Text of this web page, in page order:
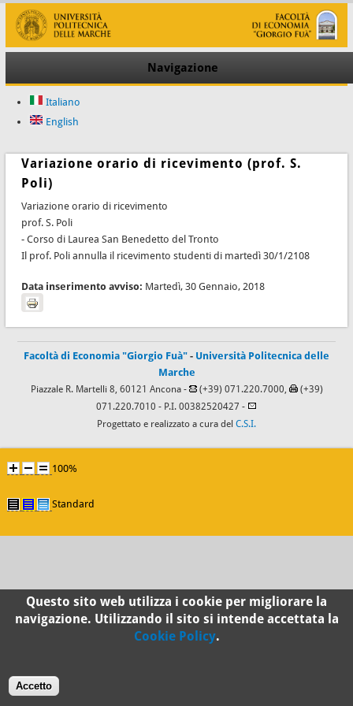
Navigazione
Italiano
English
Variazione orario di ricevimento (prof. S.
Poli)
Variazione orario di ricevimento
prof. S. Poli
- Corso di Laurea San Benedetto del Tronto
Il prof. Poli annulla il ricevimento studenti di martedì 30/1/2108
Data inserimento avviso: Martedì, 30 Gennaio, 2018
Facoltà di Economia "Giorgio Fuà" - Università Politecnica delle
Marche
Piazzale R. Martelli 8, 60121 Ancona - (+39) 071.220.7000,
(+39)
071.220.7010 - P.I. 00382520427 -
Progettato e realizzato a cura del C.S.I.
100%
Standard
Questo sito web utilizza i cookie per migliorare la
navigazione. Utilizzando il sito si intende accettata la
Cookie Policy.
Accetto